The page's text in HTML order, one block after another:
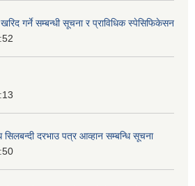
गर्ने सम्बन्धी सूचना र प्राविधिक स्पेसिफिकेसन
सिलबन्दी दरभाउ पत्र आव्हान सम्बन्धि सूचना